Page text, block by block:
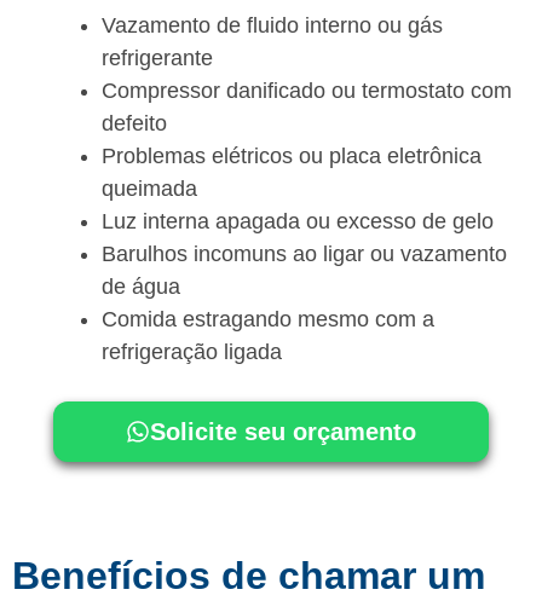
Vazamento de fluido interno ou gás
refrigerante
Compressor danificado ou termostato com
defeito
Problemas elétricos ou placa eletrônica
queimada
Luz interna apagada ou excesso de gelo
Barulhos incomuns ao ligar ou vazamento
de água
Comida estragando mesmo com a
refrigeração ligada
Solicite seu orçamento
Benefícios de chamar um